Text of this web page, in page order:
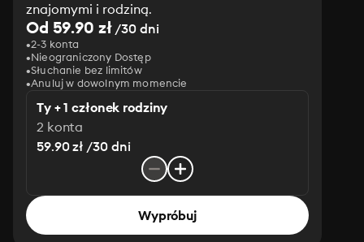
znajomymi i rodziną.
Od 59.90 zł/30 dni
2-3 konta
Nieograniczony Dostęp
Słuchanie bez limitów
Anuluj w dowolnym momencie
Ty + 1 członek rodziny
2 konta
59.90 zł /30 dni
Wypróbuj